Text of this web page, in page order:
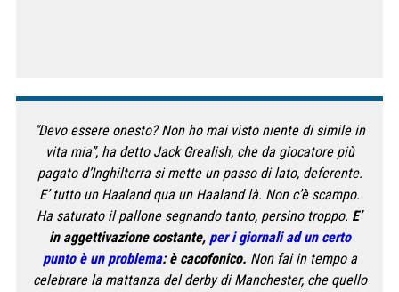
“Devo essere onesto? Non ho mai visto niente di simile in
vita mia”, ha detto Jack Grealish, che da giocatore più
pagato d’Inghilterra si mette un passo di lato, deferente.
E’ tutto un Haaland qua un Haaland là. Non c’è scampo.
Ha saturato il pallone segnando tanto, persino troppo. E’
in aggettivazione costante, per i giornali ad un certo
punto è un problema: è cacofonico. Non fai in tempo a
celebrare la mattanza del derby di Manchester, che quello